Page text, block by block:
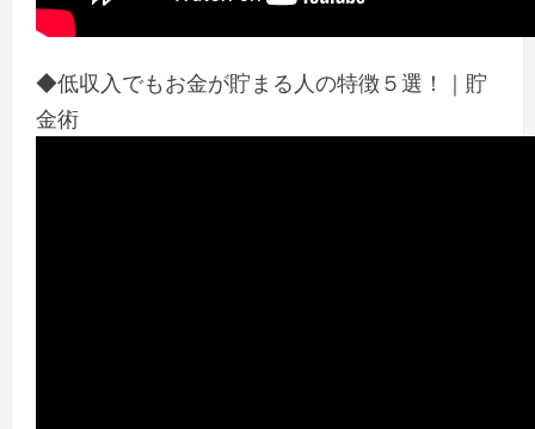
◆低収入でもお金が貯まる人の特徴５選！｜貯
金術